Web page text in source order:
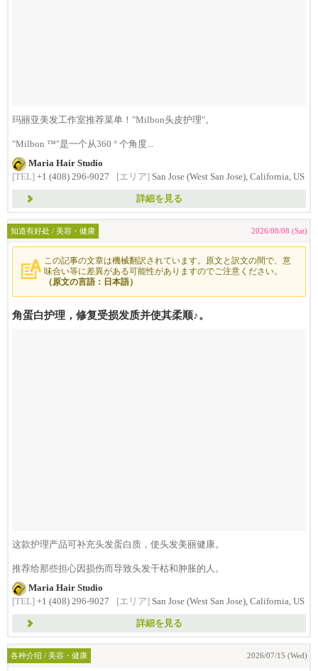
玛丽亚美发工作室推荐菜单！"Milbon头皮护理"。
"Milbon ™"是一个从360 ° 个角度...
Maria Hair Studio
[TEL] +1 (408) 296-9027 [エリア] San Jose (West San Jose), California, US
詳細を見る
知道有好处 / 美容・健康 2026/08/08 (Sat)
この記事の文章は機械翻訳されています。原文と訳文の間で、意
味合い等に差異がある可能性がありますのでご注意ください。
（原文の言語：日本語）
角蛋白护理，修复受损发质并使其柔顺♪。
这款护理产品可补充头发蛋白质，使头发美丽健康。
推荐给那些担心因损伤而导致头发干枯和肿胀的人。
Maria Hair Studio
[TEL] +1 (408) 296-9027 [エリア] San Jose (West San Jose), California, US
詳細を見る
各种介绍 / 美容・健康 2026/07/15 (Wed)